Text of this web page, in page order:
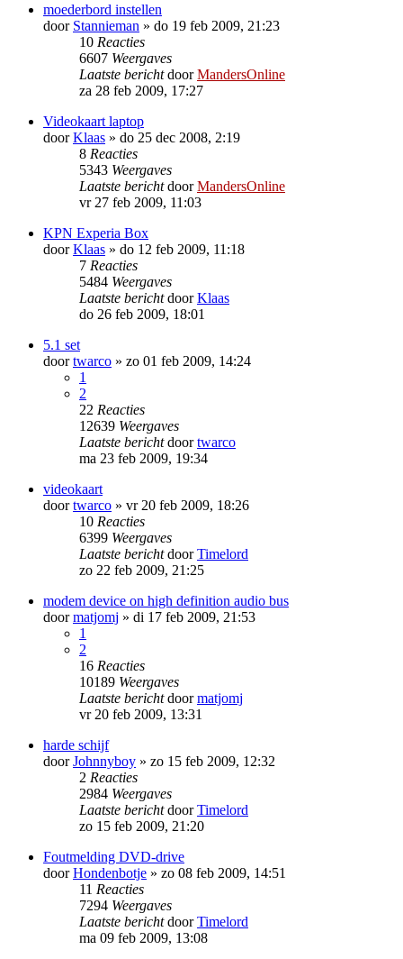
moederbord instellen
door Stannieman » do 19 feb 2009, 21:23
10 Reacties
6607 Weergaves
Laatste berichtdoorMandersOnline
za 28 feb 2009, 17:27
Videokaart laptop
doorKlaas » do 25 dec 2008, 2:19
8 Reacties
5343 Weergaves
Laatste berichtdoorMandersOnline
vr 27 feb 2009, 11:03
KPN Experia Box
doorKlaas » do 12 feb 2009, 11:18
7 Reacties
5484 Weergaves
Laatste berichtdoorKlaas
do 26 feb 2009, 18:01
5.1 set
doortwarco » zo 01 feb 2009, 14:24
1
2
22 Reacties
12639 Weergaves
Laatste berichtdoortwarco
ma 23 feb 2009, 19:34
videokaart
doortwarco » vr 20 feb 2009, 18:26
10 Reacties
6399 Weergaves
Laatste berichtdoorTimelord
zo 22 feb 2009, 21:25
modem device on high definition audio bus
doormatjomj » di 17 feb 2009, 21:53
1
2
16 Reacties
10189 Weergaves
Laatste berichtdoormatjomj
vr 20 feb 2009, 13:31
harde schijf
doorJohnnyboy » zo 15 feb 2009, 12:32
2 Reacties
2984 Weergaves
Laatste berichtdoorTimelord
zo 15 feb 2009, 21:20
Foutmelding DVD-drive
doorHondenbotje » zo 08 feb 2009, 14:51
11 Reacties
7294 Weergaves
Laatste berichtdoorTimelord
ma 09 feb 2009, 13:08